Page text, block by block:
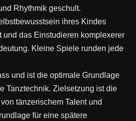
Rhythmik geschult.
ihres Kindes
und das Einstudieren komplexerer
Kleine Spiele runden jede
und ist die optimale Grundlage
Tanztechnik. Zielsetzung ist die
tänzerischem Talent und
für eine spätere